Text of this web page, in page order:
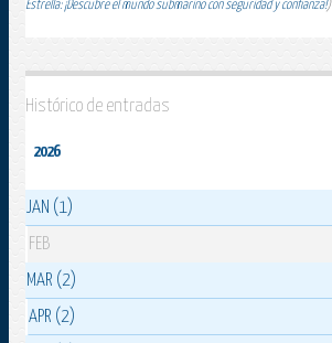
Estrella: ¡Descubre el mundo submarino con seguridad y confianza!)
Histórico de entradas
2026
JAN (1)
FEB
MAR (2)
APR (2)